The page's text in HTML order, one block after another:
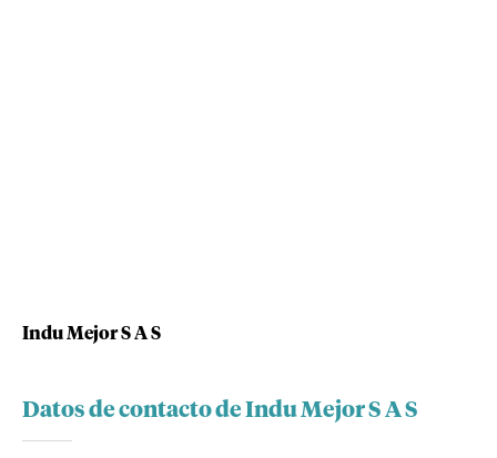
Indu Mejor S A S
Datos de contacto de Indu Mejor S A S